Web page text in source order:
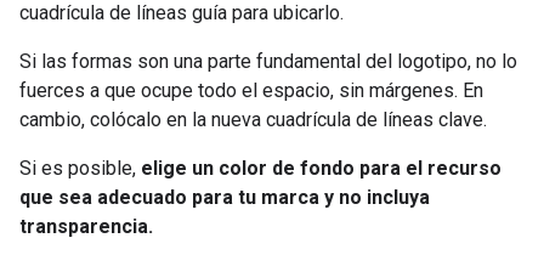
cuadrícula de líneas guía para ubicarlo.
Si las formas son una parte fundamental del logotipo, no lo
fuerces a que ocupe todo el espacio, sin márgenes. En
cambio, colócalo en la nueva cuadrícula de líneas clave.
Si es posible, elige un color de fondo para el recurso
que sea adecuado para tu marca y no incluya
transparencia.